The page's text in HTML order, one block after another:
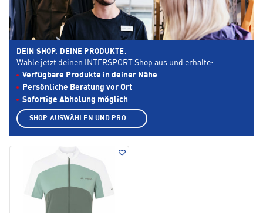
DEIN SHOP. DEINE PRODUKTE.
Wähle jetzt deinen INTERSPORT Shop aus und erhalte:
Verfügbare Produkte in deiner Nähe
Persönliche Beratung vor Ort
Sofortige Abholung möglich
SHOP AUSWÄHLEN UND PRODUKTE ANZEIGEN